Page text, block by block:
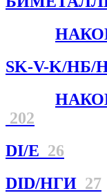
SK-V-K/
202
DI/E 26
DID/НГИ 27